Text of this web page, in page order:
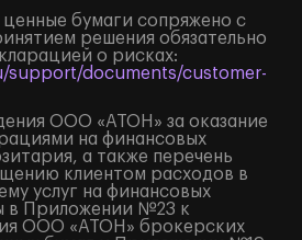
бумаги сопряжено с
решения обязательно
о рисках:
support/documents/customer-
ООО «АТОН» за оказание
на финансовых
а также перечень
клиентом расходов в
услуг на финансовых
в Приложении №23 к
ООО «АТОН» брокерских